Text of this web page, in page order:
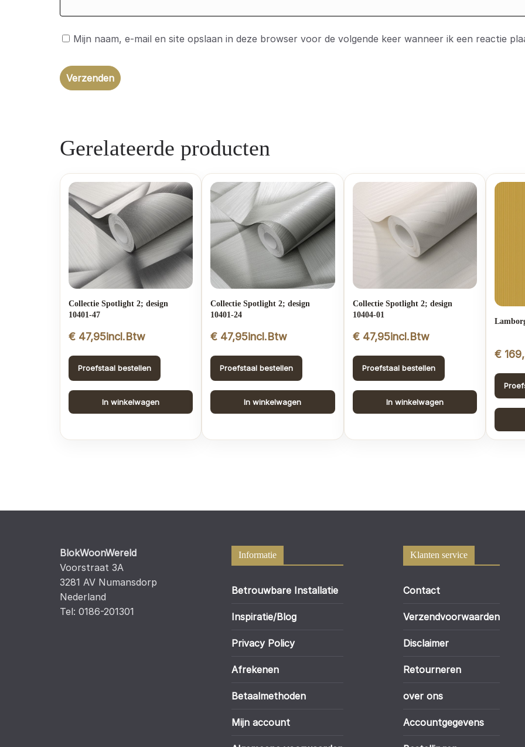
Mijn naam, e-mail en site opslaan in deze browser voor de volgende keer wanneer ik een reactie
Gerelateerde producten
Collectie Spotlight 2; design
10401-47
€ 47,95incl.Btw
Proefstaal bestellen
In winkelwagen
Collectie Spotlight 2; design
10401-24
€ 47,95incl.Btw
Proefstaal bestellen
In winkelwagen
Collectie Spotlight 2; design
10404-01
€47,95incl.Btw
Proefstaal bestellen
In winkelwagen
€
BlokWoonWereld
Voorstraat 3A
3281 AV Numansdorp
Nederland
Tel: 0186-201301
Informatie
Betrouwbare Installatie
Inspiratie/Blog
Privacy Policy
Afrekenen
Betaalmethoden
Mijn account
Klanten service
Contact
Verzendvoorwaarden
Disclaimer
Retourneren
over ons
Accountgegevens